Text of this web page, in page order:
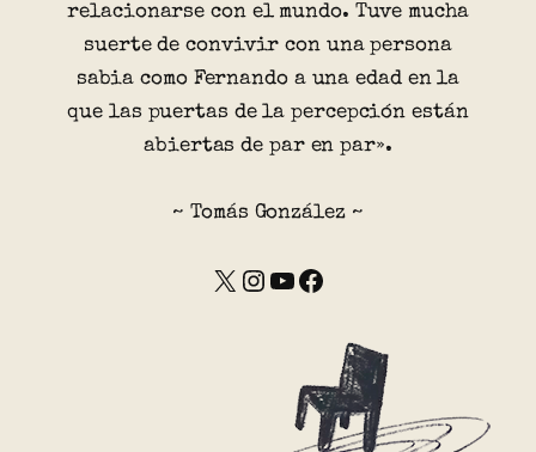
relacionarse con el mundo. Tuve mucha
suerte de convivir con una persona
sabia como Fernando a una edad en la
que las puertas de la percepción están
abiertas de par en par».
~ Tomás González ~
X Instagram YouTube Facebook